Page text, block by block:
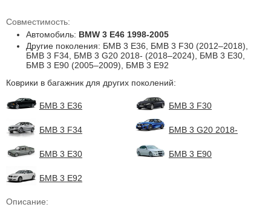
Совместимость:
Автомобиль: BMW 3 E46 1998-2005
Другие поколения: БМВ 3 E36, БМВ 3 F30 (2012–2018),
БМВ 3 F34, БМВ 3 G20 2018- (2018–2024), БМВ 3 Е30,
БМВ 3 Е90 (2005–2009), БМВ 3 Е92
Коврики в багажник для других поколений:
БМВ 3 E36 БМВ 3 F30
БМВ 3 F34 БМВ 3 G20 2018-
БМВ 3 Е30 БМВ 3 Е90
БМВ 3 Е92
Описание: